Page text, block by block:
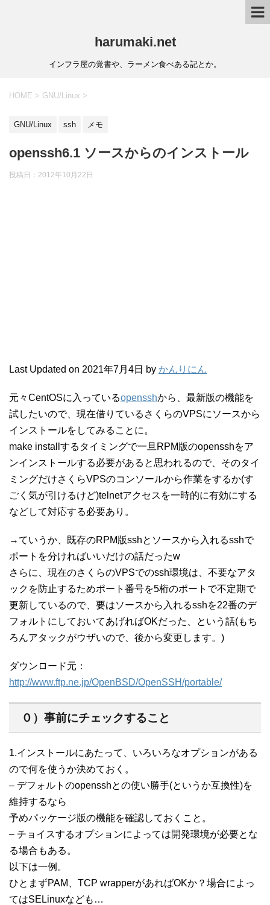
harumaki.net
インフラ屋の覚書や、ラーメン食べある記とか。
HOME > GNU/Linux >
GNU/Linux ssh メモ
openssh6.1 ソースからのインストール
投稿日：2012年10月22日
Last Updated on 2021年7月4日 by かんりにん
元々CentOSに入っているopensshから、最新版の機能を
試したいので、現在借りているさくらのVPSにソースから
インストールをしてみることに。
make installするタイミングで一旦RPM版のopensshをア
ンインストールする必要があると思われるので、そのタイ
ミングだけさくらVPSのコンソールから作業をするか(す
ごく気が引けるけど)telnetアクセスを一時的に有効にする
などして対応する必要あり。
→ていうか、既存のRPM版sshとソースから入れるsshで
ポートを分ければいいだけの話だったw
さらに、現在のさくらのVPSでのssh環境は、不要なアタ
ックを防止するためポート番号を5桁のポートで不定期で
更新しているので、要はソースから入れるsshを22番のデ
フォルトにしておいてあげればOKだった、という話(もち
ろんアタックがウザいので、後から変更します。)
ダウンロード元：
http://www.ftp.ne.jp/OpenBSD/OpenSSH/portable/
０）事前にチェックすること
1.インストールにあたって、いろいろなオプションがある
ので何を使うか決めておく。
– デフォルトのopensshとの使い勝手(というか互換性)を
維持するなら
予めパッケージ版の機能を確認しておくこと。
– チョイスするオプションによっては開発環境が必要とな
る場合もある。
以下は一例。
ひとまずPAM、TCP wrapperがあればOKか？場合によっ
てはSELinuxなども…